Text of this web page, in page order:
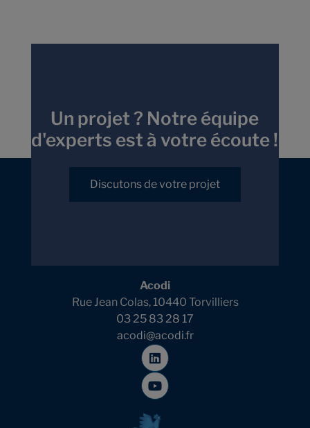
Un projet ? Notre équipe
d'experts est à votre écoute !
Discutons de votre projet
Acodi
Rue Jean Colas, 10440 Torvilliers
03 25 83 28 17
acodi@acodi.fr